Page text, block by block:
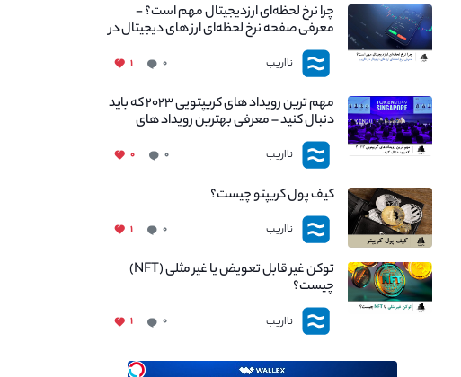
چرا نرخ لحظه‌ای ارزدیجیتال مهم است؟ -
معرفی صفحه نرخ لحظه‌ای ارز های دیجیتال در
نااریب
نااریب ۰ ۱
مهم ترین رویداد های کریپتویی ۲۰۲۳ که باید
دنبال کنید – معرفی بهترین رویداد های
جهانی
نااریب ۰ ۰
کیف پول کریپتو چیست؟
نااریب ۰ ۱
توکن غیر قابل تعویض یا غیر مثلی (NFT)
چیست؟
نااریب ۰ ۱